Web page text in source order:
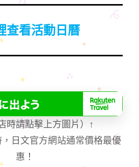
查看活動日曆
時請點擊上方圖片） ↑
日文官方網站通常價格最優
惠！